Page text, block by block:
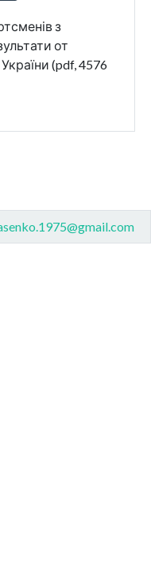
з
от
(pdf, 4576